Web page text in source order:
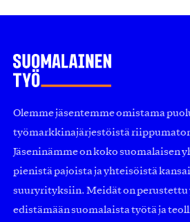
Olemme jäsentemme omistama
työmarkkinajärjestöistä
Jäseninämme on koko suomalaisen
pienistä pajoista ja yhteisöistä
suuryrityksiin. Meidät on perustettu
edistämään suomalaista työtä ja